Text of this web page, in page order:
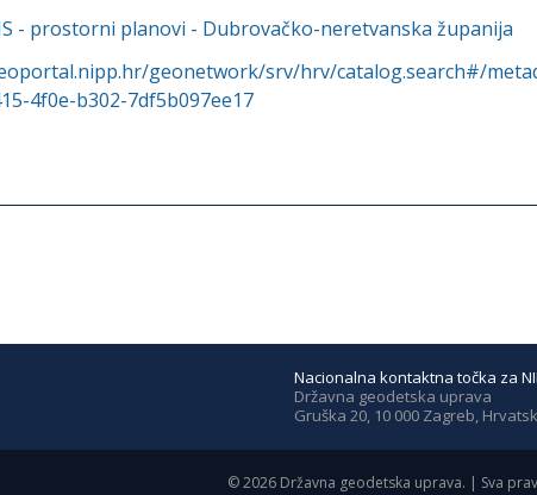
- prostorni planovi - Dubrovačko-neretvanska županija
geonetwork/srv/hrv/catalog.search#/
4f0e-b302-7df5b097ee17
Nacionalna kontaktna točka za
Državna geodetska uprava
Gruška 20, 10 000 Zagreb,
©2026 Državna geodetska uprava. | Sva